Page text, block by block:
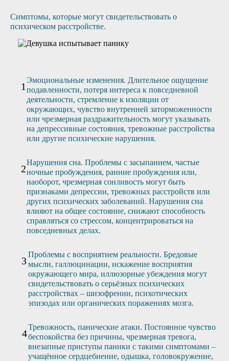
Симптомы, которые могут свидетельствовать о
психическом расстройстве.
Эмоциональные изменения. Длительное ощущение
подавленности, потеря интереса к повседневной
деятельности, стремление к изоляции от
окружающих, чувство внутренней заторможенности
или чрезмерная раздражительность могут указывать
на депрессивные состояния, тревожные расстройства
или другие психические нарушения.
Нарушения сна. Проблемы с засыпанием, частые
ночные пробуждения, ранние пробуждения или,
наоборот, чрезмерная сонливость могут быть
признаками депрессии, тревожных расстройств или
других психических заболеваний. Нарушения сна
влияют на общее состояние, снижают способность
справляться со стрессом, концентрироваться на
повседневных делах.
Проблемы с восприятием реальности. Бредовые
мысли, галлюцинации, искажение восприятия
окружающего мира, иллюзорные убеждения могут
свидетельствовать о серьёзных психических
расстройствах – шизофрении, психотических
эпизодах или органических поражениях мозга.
Тревожность, панические атаки. Постоянное чувство
беспокойства без причины, чрезмерная тревога,
внезапные приступы паники с такими симптомами –
учащённое сердцебиение, одышка, головокружение,